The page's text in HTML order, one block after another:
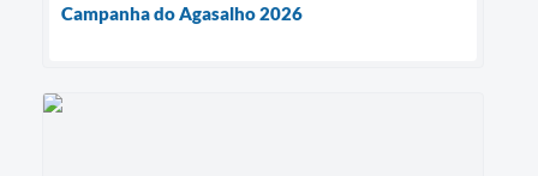
Campanha do Agasalho 2026